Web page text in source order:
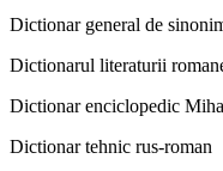
Dictionar general de
Dictionarul literaturii
Dictionar enciclopedic
Dictionar tehnic rus-roman